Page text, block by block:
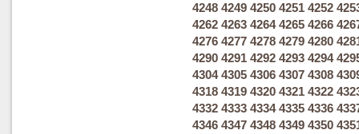
4248 4249 4250 4251 4252
4262 4263 4264 4265 4266
4276 4277 4278 4279 4280
4290 4291 4292 4293 4294
4304 4305 4306 4307 4308
4318 4319 4320 4321 4322
4332 4333 4334 4335 4336
4346 4347 4348 4349 4350